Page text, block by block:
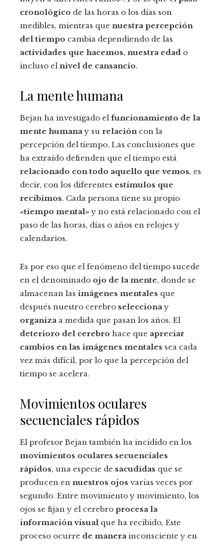
cronológico de las horas o los días son
medibles, mientras que nuestra percepción
del tiempo cambia dependiendo de las
actividades que hacemos, nuestra edad o
incluso el nivel de cansancio.
La mente humana
Bejan ha investigado el funcionamiento de la
mente humana y su relacióncon la
percepción del tiempo. Las conclusiones que
ha extraído defienden que el tiempo está
relacionado con todo aquello que vemos, es
decir, con los diferentes estímulos que
recibimos. Cada persona tiene su propio
«tiempo mental» y no está relacionado con el
paso de las horas, días o años en relojes y
calendarios.
Es por eso que el fenómeno del tiempo sucede
en el denominado ojo de la mente, donde se
almacenan las imágenes mentales que
después nuestro cerebro selecciona y
organiza a medida que pasan los años. El
deterioro del cerebro hace que apreciar
cambios en las imágenes mentales sea cada
vez más difícil, por lo que la percepción del
tiempo se acelera.
Movimientos oculares
secuenciales rápidos
El profesor Bejan también ha incidido en los
movimientos oculares secuenciales
rápidos, una especie de sacudidas que se
producen en nuestros ojos varias veces por
segundo. Entre movimiento y movimiento, los
ojos se fijan y el cerebro procesa la
información visual que ha recibido. Este
proceso ocurre de manera inconsciente y en